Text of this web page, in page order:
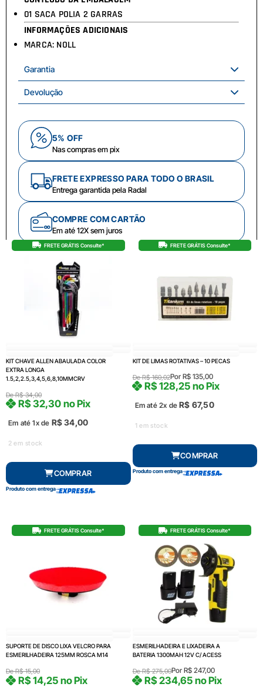
01 SACA POLIA 2 GARRAS
INFORMAÇÕES ADICIONAIS
MARCA: NOLL
Garantia
Devolução
5% OFF
Nas compras em pix
FRETE EXPRESSO PARA TODO O BRASIL
Entrega garantida pela Radal
COMPRE COM CARTÃO
Em até 12X sem juros
FRETE GRÁTIS Consulte*
KIT CHAVE ALLEN ABAULADA COLOR
EXTRA LONGA
1.5,2,2.5,3,4,5,6,8,10MMCRV
DeR$34,00
Em até 1x de R$34,00
R$32,30 no Pix
2 em stock
COMPRAR
Produto com entrega
FRETE GRÁTIS Consulte*
KIT DE LIMAS ROTATIVAS – 10 PECAS
DeR$160,02Por R$135,00
Em até 2x deR$ 67,50
R$128,25 no Pix
1 em stock
COMPRAR
Produto com entrega
FRETE GRÁTIS Consulte*
SUPORTE DE DISCO LIXA VELCRO PARA
ESMERILHADEIRA 125MM ROSCA M14
DeR$15,00
R$14,25 no Pix
FRETE GRÁTIS Consulte*
ESMERILHADEIRA E LIXADEIRA A
BATERIA 1300MAH 12V C/ ACESS
DeR$275,00Por R$247,00
R$234,65 no Pix